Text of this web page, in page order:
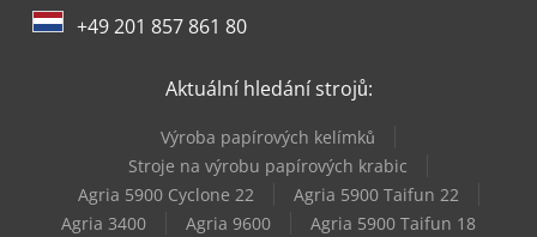
Genie Zx-135/70
+49 201 857 861 80
Aktuální hledání strojů:
Výroba papírových kelímků
Stroje na výrobu papírových krabic
Agria 5900 Cyclone 22
Agria 5900 Taifun 22
Agria 3400
Agria 9600 Agria 5900 Taifun 18